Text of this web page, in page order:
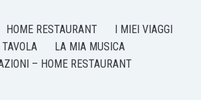
HOME RESTAURANT
I MIEI VIAGGI
LA MIA MUSICA
– HOME RESTAURANT